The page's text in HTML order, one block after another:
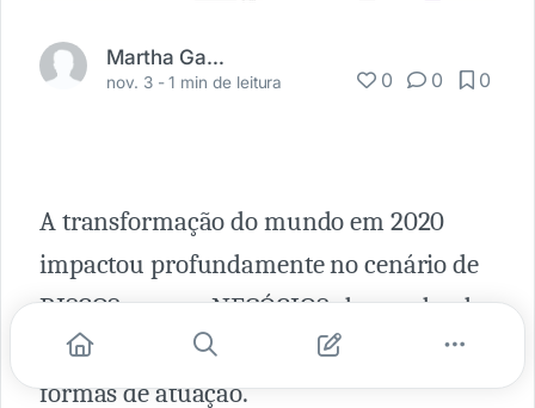
Martha Gabriel
nov. 3 -1 min de leitura 0 0 0
A transformação do mundo em 2020
impactou profundamente no cenário de
RISCOS para os NEGÓCIOS, demandando
reconfiguração estratégica e novas
formas de atuação.